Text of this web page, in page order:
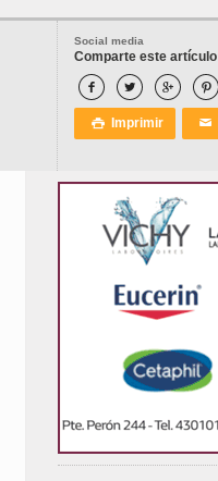
Social media
Comparte este artículo
   
 Imprimir ✉